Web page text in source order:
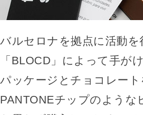
バルセロナを拠点に活動
「BLOCD」によって手が
パッケージとチョコレー
PANTONEチップのよう